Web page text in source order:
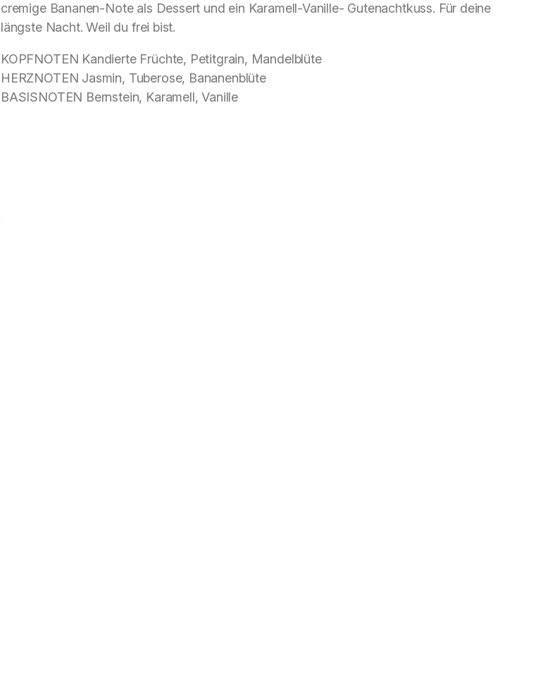
cremige Bananen-Note als Dessert und ein Karamell-Vanille- Gutenachtkuss. Für deine
längste Nacht. Weil du frei bist.
KOPFNOTEN Kandierte Früchte, Petitgrain, Mandelblüte
HERZNOTEN Jasmin, Tuberose, Bananenblüte
BASISNOTEN Bernstein, Karamell, Vanille